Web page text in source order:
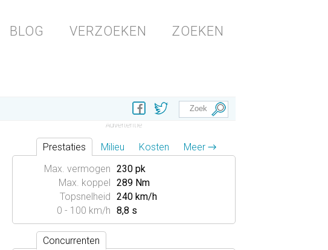
BLOG VERZOEKEN ZOEKEN
Prestaties Milieu Kosten
Meer →
Max. vermogen 230 pk
Max. koppel 289 Nm
Topsnelheid 240 km/h
0 - 100 km/h 8,8 s
Concurrenten